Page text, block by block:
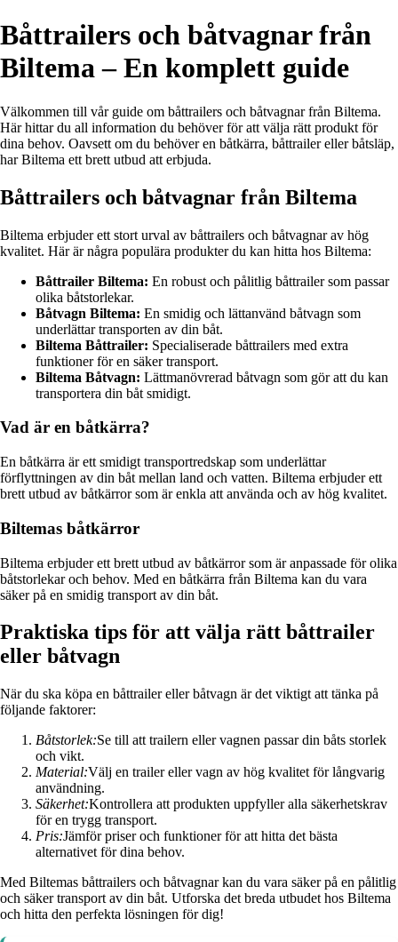
Båttrailers och båtvagnar från
Biltema – En komplett guide
Välkommen till vår guide om båttrailers och båtvagnar från Biltema.
Här hittar du all information du behöver för att välja rätt produkt för
dina behov. Oavsett om du behöver en båtkärra, båttrailer eller båtsläp,
har Biltema ett brett utbud att erbjuda.
Båttrailers och båtvagnar från Biltema
Biltema erbjuder ett stort urval av båttrailers och båtvagnar av hög
kvalitet. Här är några populära produkter du kan hitta hos Biltema:
Båttrailer Biltema: En robust och pålitlig båttrailer som passar
olika båtstorlekar.
Båtvagn Biltema: En smidig och lättanvänd båtvagn som
underlättar transporten av din båt.
Biltema Båttrailer: Specialiserade båttrailers med extra
funktioner för en säker transport.
Biltema Båtvagn: Lättmanövrerad båtvagn som gör att du kan
transportera din båt smidigt.
Vad är en båtkärra?
En båtkärra är ett smidigt transportredskap som underlättar
förflyttningen av din båt mellan land och vatten. Biltema erbjuder ett
brett utbud av båtkärror som är enkla att använda och av hög kvalitet.
Biltemas båtkärror
Biltema erbjuder ett brett utbud av båtkärror som är anpassade för olika
båtstorlekar och behov. Med en båtkärra från Biltema kan du vara
säker på en smidig transport av din båt.
Praktiska tips för att välja rätt båttrailer
eller båtvagn
När du ska köpa en båttrailer eller båtvagn är det viktigt att tänka på
följande faktorer:
Båtstorlek:Se till att trailern eller vagnen passar din båts storlek
och vikt.
Material:Välj en trailer eller vagn av hög kvalitet för långvarig
användning.
Säkerhet:Kontrollera att produkten uppfyller alla säkerhetskrav
för en trygg transport.
Pris:Jämför priser och funktioner för att hitta det bästa
alternativet för dina behov.
Med Biltemas båttrailers och båtvagnar kan du vara säker på en pålitlig
och säker transport av din båt. Utforska det breda utbudet hos Biltema
och hitta den perfekta lösningen för dig!